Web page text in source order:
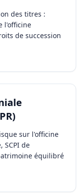
des titres :
l'officine
de succession
sur l'officine
SCPI de
équilibré